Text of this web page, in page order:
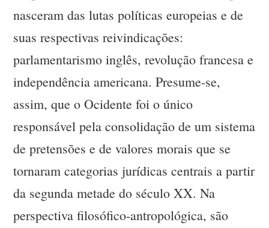
nasceram das lutas políticas europeias e de
suas respectivas reivindicações:
parlamentarismo inglês, revolução francesa e
independência americana. Presume-se,
assim, que o Ocidente foi o único
responsável pela consolidação de um sistema
de pretensões e de valores morais que se
tornaram categorias jurídicas centrais a partir
da segunda metade do século XX. Na
perspectiva filosófico-antropológica, são